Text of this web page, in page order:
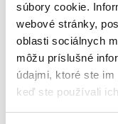
súbory cookie.
webové stránky,
oblasti sociálnych
môžu príslušné
údajmi, ktoré ste
keď ste používali
Funkcia
ponúka
Zvyšuje
motora
Efektívne
Je šetrný k